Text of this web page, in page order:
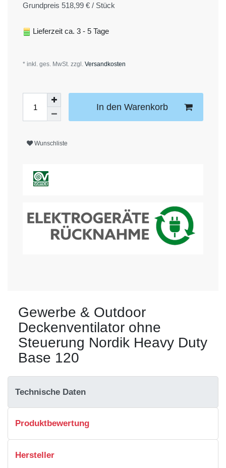
Grundpreis 518,99 € / Stück
Lieferzeit ca. 3 - 5 Tage
* inkl. ges. MwSt. zzgl. Versandkosten
In den Warenkorb
Wunschliste
Gewerbe & Outdoor
Deckenventilator ohne
Steuerung Nordik Heavy Duty
Base 120
Technische Daten
Produktbewertung
Hersteller